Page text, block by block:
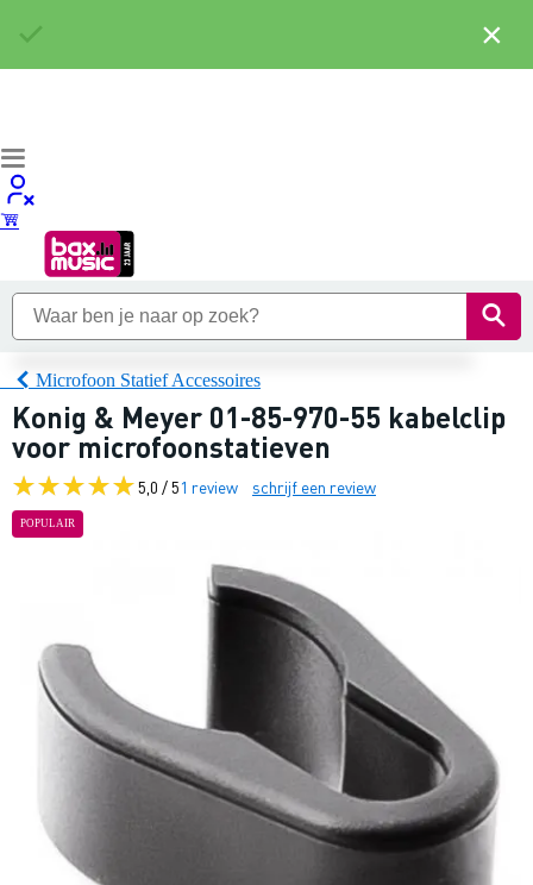
Microfoon Statief Accessoires
Konig & Meyer 01-85-970-55 kabelclip
voor microfoonstatieven
5,0 / 51 review schrijf een review
POPULAIR
×